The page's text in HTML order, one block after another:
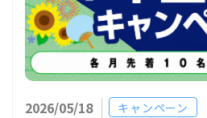
2026/05/18 キャンペーン